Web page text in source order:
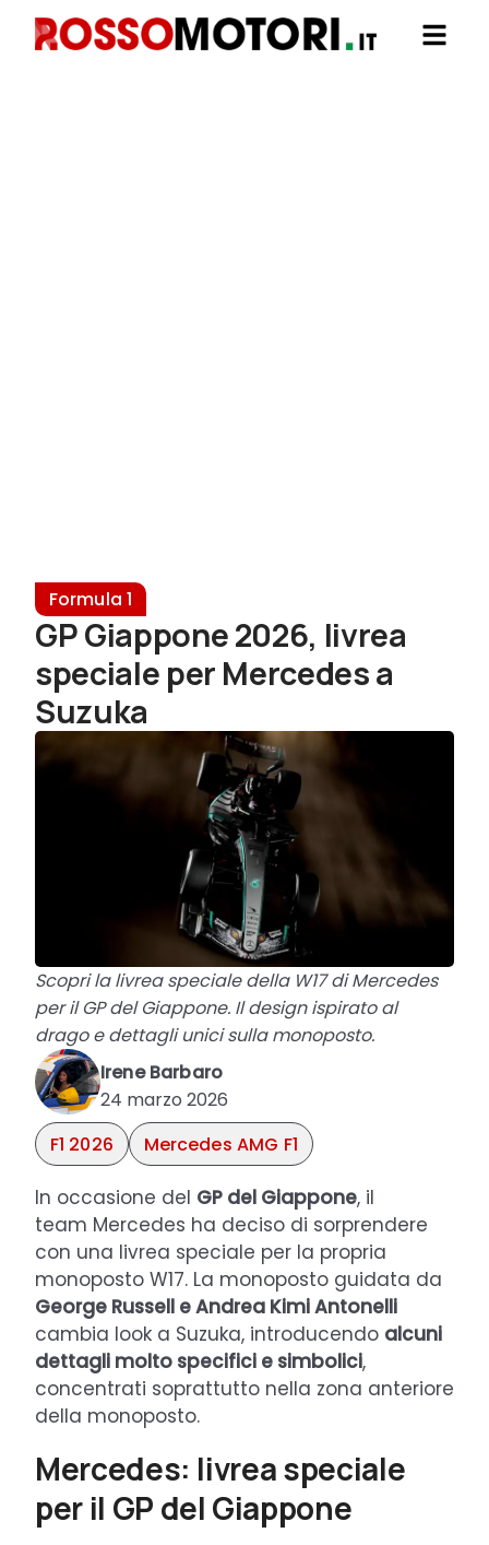
Formula 1
GP Giappone 2026, livrea
speciale per Mercedes a
Suzuka
Scopri la livrea speciale della W17 di Mercedes
per il GP del Giappone. Il design ispirato al
drago e dettagli unici sulla monoposto.
Irene Barbaro
24 marzo 2026
F1 2026
Mercedes AMG F1
In occasione del GP del Giappone, il
team Mercedes ha deciso di sorprendere
con una livrea speciale per la propria
monoposto W17. La monoposto guidata da
George Russell e Andrea Kimi Antonelli
cambia look a Suzuka, introducendo alcuni
dettagli molto specifici e simbolici,
concentrati soprattutto nella zona anteriore
della monoposto.
Mercedes: livrea speciale
per il GP del Giappone